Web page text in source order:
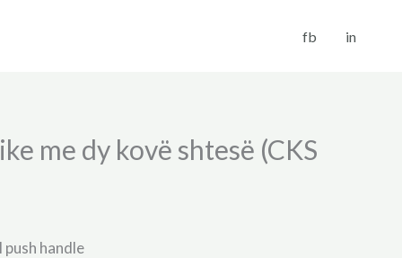
fb in
me dy kovë shtesë (CKS
handle